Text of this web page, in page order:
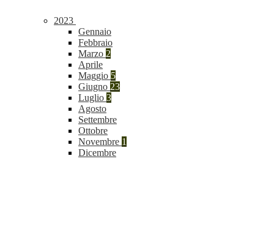
2023
Gennaio
Febbraio
Marzo 2
Aprile
Maggio 5
Giugno 23
Luglio 3
Agosto
Settembre
Ottobre
Novembre 1
Dicembre